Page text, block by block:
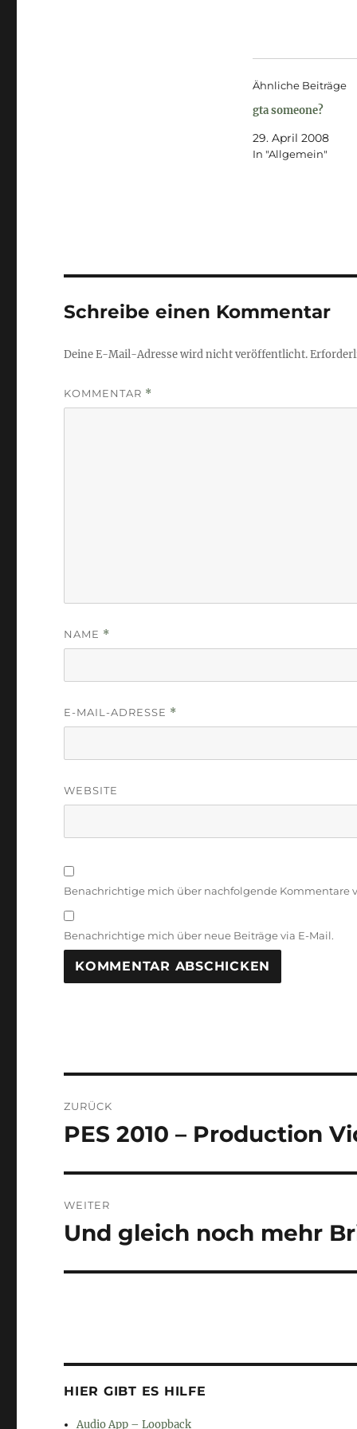
Ähnliche Beiträge
gta someone?
29. April 2008
In "Allgemein"
Schreibe einen Kommentar
Deine E-Mail-Adresse wird nicht veröffentlicht.
KOMMENTAR *
NAME *
E-MAIL-ADRESSE *
WEBSITE
Benachrichtige mich über nachfolgende Kommentare
Benachrichtige mich über neue Beiträge via E-Mail.
ZURÜCK
Vorheriger
PES 2010 – Production
WEITER
Nächster
Und gleich noch mehr
HIER GIBT ES HILFE
Audio App – Loopback